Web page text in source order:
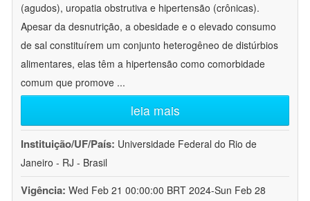
(agudos), uropatia obstrutiva e hipertensão (crônicas).
Apesar da desnutrição, a obesidade e o elevado consumo
de sal constituírem um conjunto heterogêneo de distúrbios
alimentares, elas têm a hipertensão como comorbidade
comum que promove ...
leia mais
Instituição/UF/País: Universidade Federal do Rio de
Janeiro - RJ - Brasil
Vigência: Wed Feb 21 00:00:00 BRT 2024-Sun Feb 28